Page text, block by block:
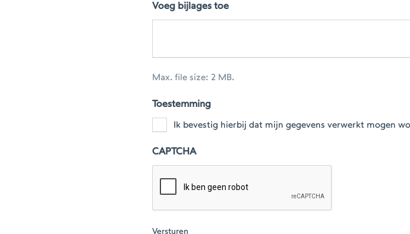
Voeg bijlages toe
Max. file size: 2 MB.
Toestemming
Ik bevestig hierbij dat mijn gegevens verwerkt mogen
CAPTCHA